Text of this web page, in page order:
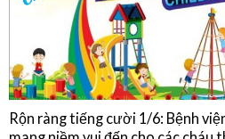
Rộn ràng tiếng cười 1/6: Bệnh
mang niềm vui đến cho các cháu